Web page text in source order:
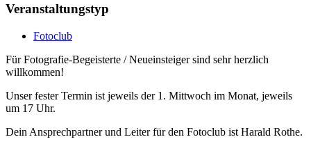
Veranstaltungstyp
Fotoclub
Für Fotografie-Begeisterte / Neueinsteiger sind sehr herzlich
willkommen!
Unser fester Termin ist jeweils der 1. Mittwoch im Monat, jeweils
um 17 Uhr.
Dein Ansprechpartner und Leiter für den Fotoclub ist Harald Rothe.